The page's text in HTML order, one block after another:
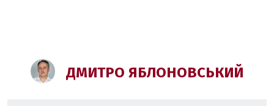
ДМИТРО ЯБЛОНОВСЬКИЙ